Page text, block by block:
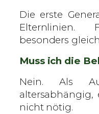
Die erste
Elternlinien.
besonders
Muss ich die
Nein. Als
nicht nötig.